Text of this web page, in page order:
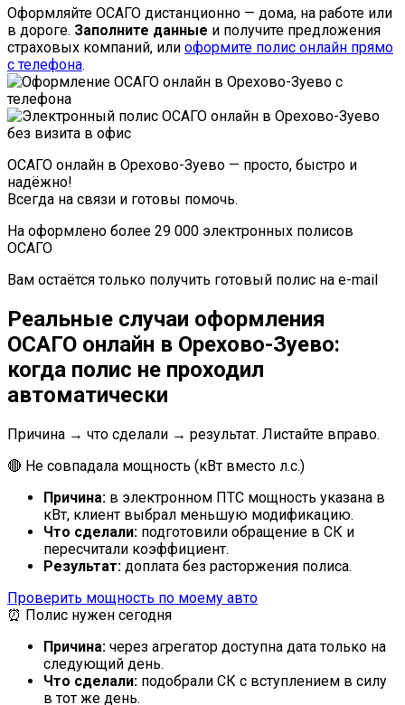
Оформляйте ОСАГО дистанционно — дома, на работе или
в дороге. Заполните данные и получите предложения
страховых компаний, или оформите полис онлайн прямо
с телефона.
ОСАГО онлайн в Орехово-Зуево — просто, быстро и
надёжно!
Всегда на связи и готовы помочь.
На оформлено более 29 000 электронных полисов
ОСАГО
Вам остаётся только получить готовый полис на e-mail
Реальные случаи оформления
ОСАГО онлайн в Орехово-Зуево:
когда полис не проходил
автоматически
Причина → что сделали → результат. Листайте вправо.
🔴 Не совпадала мощность (кВт вместо л.с.)
Причина: в электронном ПТС мощность указана в
кВт, клиент выбрал меньшую модификацию.
Что сделали: подготовили обращение в СК и
пересчитали коэффициент.
Результат: доплата без расторжения полиса.
Проверить мощность по моему авто
⏰ Полис нужен сегодня
Причина: через агрегатор доступна дата только на
следующий день.
Что сделали: подобрали СК с вступлением в силу
в тот же день.